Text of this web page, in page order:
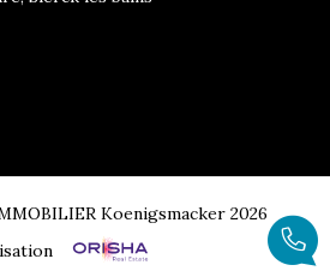
Koenigsmacker 2026